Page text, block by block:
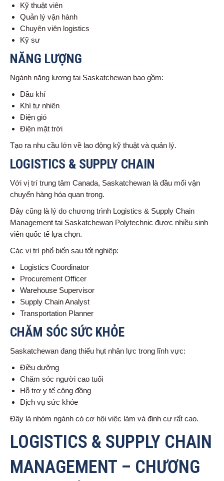
Kỹ thuật viên
Quản lý vận hành
Chuyên viên logistics
Kỹ sư
NĂNG LƯỢNG
Ngành năng lượng tại Saskatchewan bao gồm:
Dầu khí
Khí tự nhiên
Điện gió
Điện mặt trời
Tạo ra nhu cầu lớn về lao động kỹ thuật và quản lý.
LOGISTICS & SUPPLY CHAIN
Với vị trí trung tâm Canada, Saskatchewan là đầu mối vận
chuyển hàng hóa quan trọng.
Đây cũng là lý do chương trình Logistics & Supply Chain
Management tại Saskatchewan Polytechnic được nhiều sinh
viên quốc tế lựa chọn.
Các vị trí phổ biến sau tốt nghiệp:
Logistics Coordinator
Procurement Officer
Warehouse Supervisor
Supply Chain Analyst
Transportation Planner
CHĂM SÓC SỨC KHỎE
Saskatchewan đang thiếu hụt nhân lực trong lĩnh vực:
Điều dưỡng
Chăm sóc người cao tuổi
Hỗ trợ y tế cộng đồng
Dịch vụ sức khỏe
Đây là nhóm ngành có cơ hội việc làm và định cư rất cao.
LOGISTICS & SUPPLY CHAIN
MANAGEMENT – CHƯƠNG